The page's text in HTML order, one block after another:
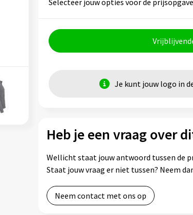
Je kunt jouw logo in
Heb je een vraag over
Wellicht staat jouw antwoord tussen de
Staat jouw vraag er niet tussen? Neem
Neem contact met ons op